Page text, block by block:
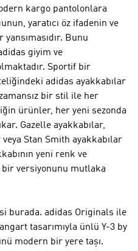
kargo pantolonlara
yaratıcı öz ifadenin ve
Bunu
giyim ve
Sportif bir
adidas ayakkabılar
bir stil ile her
ürünler, her yeni sezonda
Gazelle ayakkabılar,
Stan Smith ayakkabılar
yeni renk ve
versiyonunu mutlaka
burada. adidas Originals ile
tasarımıyla ünlü Y-3 by
modern bir yere taşı.